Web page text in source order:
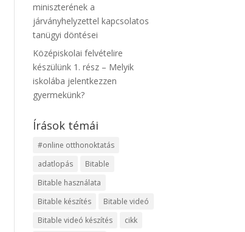
miniszterének a
járványhelyzettel kapcsolatos
tanügyi döntései
Középiskolai felvételire
készülünk 1. rész – Melyik
iskolába jelentkezzen
gyermekünk?
Írások témái
#online otthonoktatás
adatlopás
Bitable
Bitable használata
Bitable készítés
Bitable videó
Bitable videó készítés
cikk